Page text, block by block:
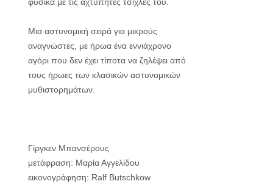
Μια αστυνομική σειρά για μικρούς
αναγνώστες, με ήρωα ένα εννιάχρονο
αγόρι που δεν έχει τίποτα να ζηλέψει από
τους ήρωες των κλασικών αστυνομικών
μυθιστορημάτων.
Γίργκεν Μπανσέρους
μετάφραση: Μαρία Αγγελίδου
εικονογράφηση: Ralf Butschkow